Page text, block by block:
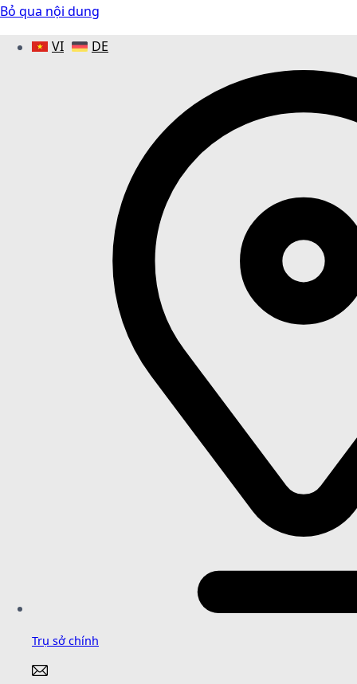
Bỏ qua nội dung
VI
DE
Trụ sở chính